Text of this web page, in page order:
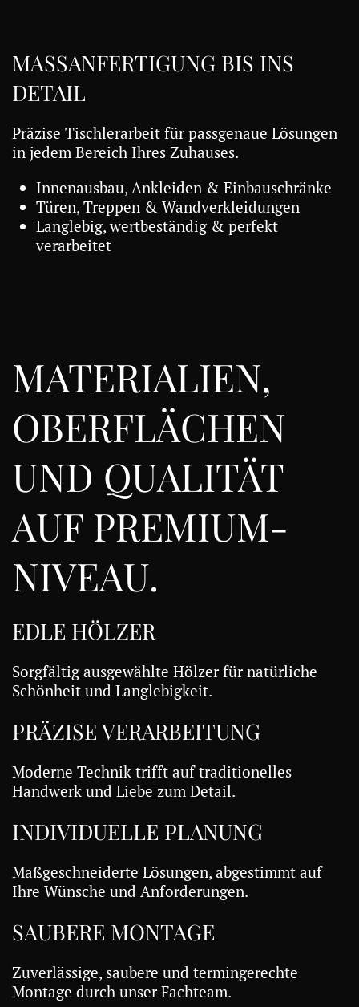
MASSANFERTIGUNG BIS INS D
ETAIL
Präzise Tischlerarbeit für passgenaue Lösungen
in jedem Bereich Ihres Zuhauses.
Innenausbau, Ankleiden & Einbauschränke
Türen, Treppen & Wandverkleidungen
Langlebig, wertbeständig & perfekt
verarbeitet
MATERIALIEN,
OBERFLÄCHEN
UND QUALITÄT
AUF PREMIUM-
NIVEAU.
EDLE HÖLZER
Sorgfältig ausgewählte Hölzer für natürliche
Schönheit und Langlebigkeit.
PRÄZISE VERARBEITUNG
Moderne Technik trifft auf traditionelles
Handwerk und Liebe zum Detail.
INDIVIDUELLE PLANUNG
Maßgeschneiderte Lösungen, abgestimmt auf
Ihre Wünsche und Anforderungen.
SAUBERE MONTAGE
Zuverlässige, saubere und termingerechte
Montage durch unser Fachteam.